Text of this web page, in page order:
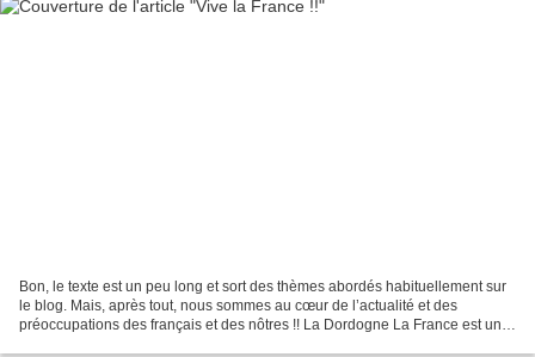
Bon, le texte est un peu long et sort des thèmes abordés habituellement sur
le blog. Mais, après tout, nous sommes au cœur de l’actualité et des
préoccupations des français et des nôtres !! La Dordogne La France est un